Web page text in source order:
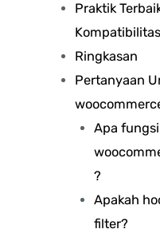
Praktik
Kompatibilitas
Ringkasan
Pertanyaan
Apa
?
Apakah
filter?